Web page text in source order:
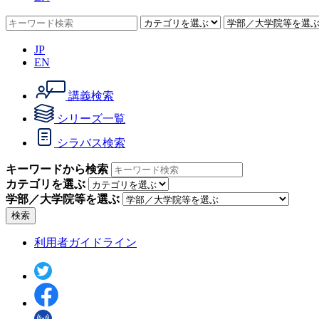
JP
EN
講義検索
シリーズ一覧
シラバス検索
キーワードから検索
カテゴリを選ぶ
学部／大学院等を選ぶ
検索
利用者ガイドライン